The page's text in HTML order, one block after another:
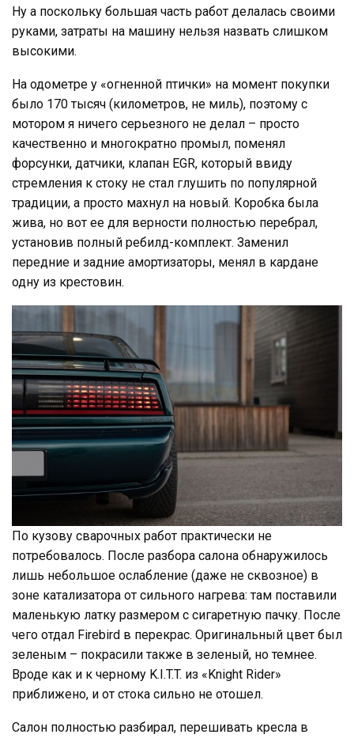
Ну а поскольку большая часть работ делалась своими
руками, затраты на машину нельзя назвать слишком
высокими.
На одометре у «огненной птички» на момент покупки
было 170 тысяч (километров, не миль), поэтому с
мотором я ничего серьезного не делал – просто
качественно и многократно промыл, поменял
форсунки, датчики, клапан EGR, который ввиду
стремления к стоку не стал глушить по популярной
традиции, а просто махнул на новый. Коробка была
жива, но вот ее для верности полностью перебрал,
установив полный ребилд-комплект. Заменил
передние и задние амортизаторы, менял в кардане
одну из крестовин.
По кузову сварочных работ практически не
потребовалось. После разбора салона обнаружилось
лишь небольшое ослабление (даже не сквозное) в
зоне катализатора от сильного нагрева: там поставили
маленькую латку размером с сигаретную пачку. После
чего отдал Firebird в перекрас. Оригинальный цвет был
зеленым – покрасили также в зеленый, но темнее.
Вроде как и к черному K.I.T.T. из «Knight Rider»
приближено, и от стока сильно не отошел.
Салон полностью разбирал, перешивать кресла в